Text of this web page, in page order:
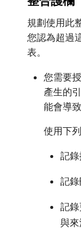
規劃使用此
您認為超過
表。
您需要
產生的
能會導
使用下
記錄
記錄
記
與